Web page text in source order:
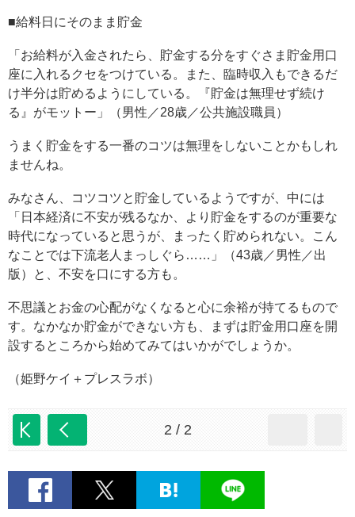
■給料日にそのまま貯金
「お給料が入金されたら、貯金する分をすぐさま貯金用口
座に入れるクセをつけている。また、臨時収入もできるだ
け半分は貯めるようにしている。『貯金は無理せず続け
る』がモットー」（男性／28歳／公共施設職員）
うまく貯金をする一番のコツは無理をしないことかもしれ
ませんね。
みなさん、コツコツと貯金しているようですが、中には
「日本経済に不安が残るなか、より貯金をするのが重要な
時代になっていると思うが、まったく貯められない。こん
なことでは下流老人まっしぐら……」（43歳／男性／出
版）と、不安を口にする方も。
不思議とお金の心配がなくなると心に余裕が持てるもので
す。なかなか貯金ができない方も、まずは貯金用口座を開
設するところから始めてみてはいかがでしょうか。
（姫野ケイ＋プレスラボ）
2 / 2